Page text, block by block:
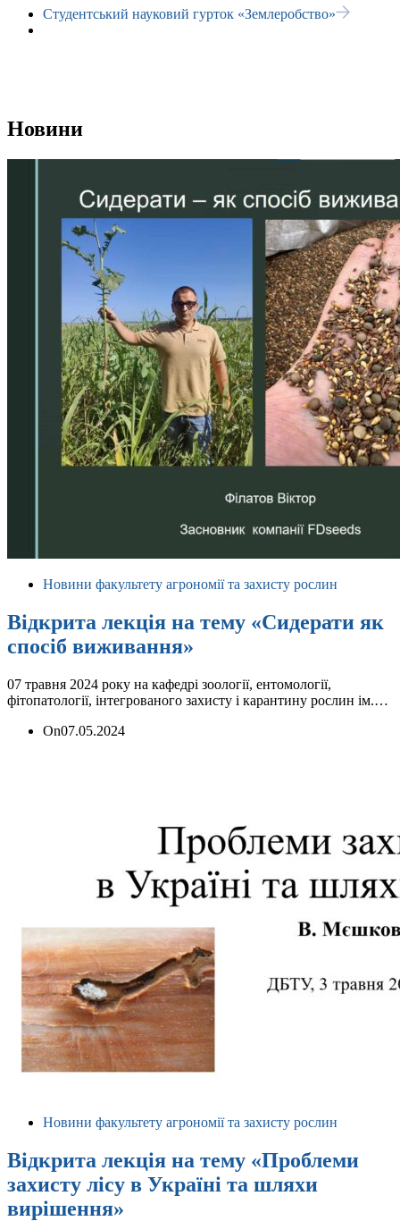
Студентський науковий гурток «Землеробство»
Новини
Новини факультету агрономії та захисту рослин
Відкрита лекція на тему «Сидерати як
спосіб виживання»
07 травня 2024 року на кафедрі зоології, ентомології,
фітопатології, інтегрованого захисту і карантину рослин ім.…
On07.05.2024
Новини факультету агрономії та захисту рослин
Відкрита лекція на тему «Проблеми
захисту лісу в Україні та шляхи
вирішення»